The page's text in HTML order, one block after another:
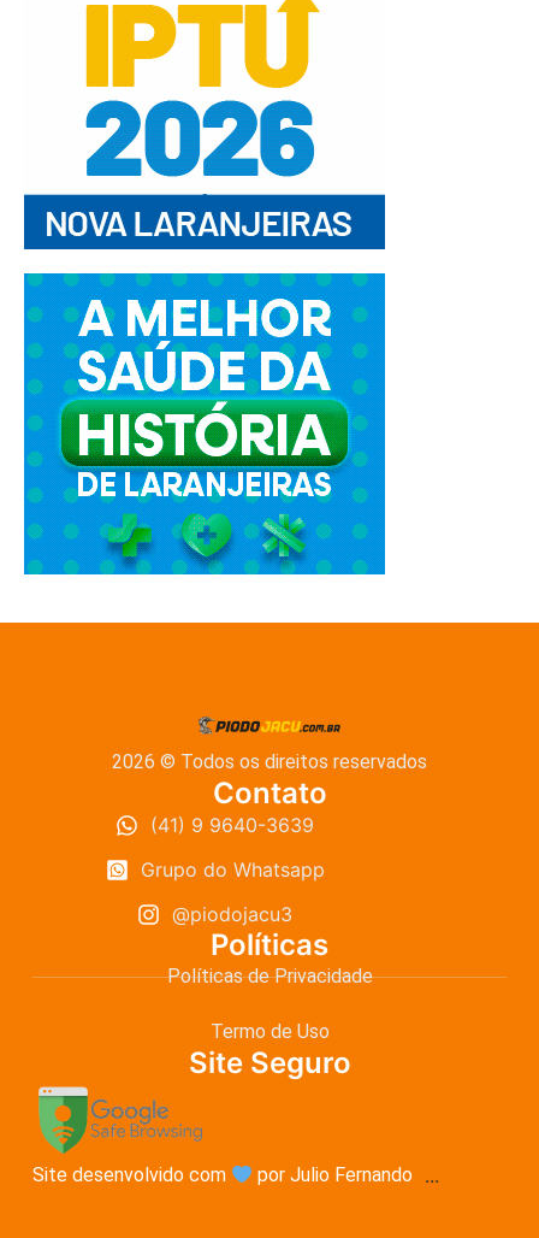
2026 © Todos os direitos reservados
Contato
(41) 9 9640-3639
Grupo do Whatsapp
@piodojacu3
Políticas
Políticas de Privacidade
Termo de Uso
Site Seguro
Site desenvolvido com por Julio Fernando ...